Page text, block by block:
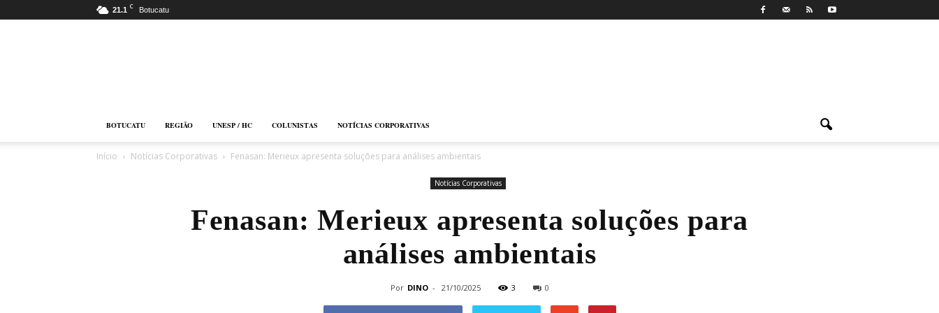
21.1 C Botucatu
BOTUCATU REGIÃO UNESP / HC COLUNISTAS NOTÍCIAS CORPORATIVAS
Início Notícias Corporativas Fenasan: Merieux apresenta soluções para análises ambientais
Notícias Corporativas
Fenasan: Merieux apresenta soluções para
análises ambientais
Por DINO - 21/10/2025 3 0